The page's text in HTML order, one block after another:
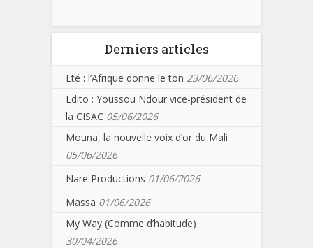
Derniers articles
Eté : l’Afrique donne le ton 23/06/2026
Edito : Youssou Ndour vice-président de
la CISAC 05/06/2026
Mouna, la nouvelle voix d’or du Mali
05/06/2026
Nare Productions 01/06/2026
Massa 01/06/2026
My Way (Comme d’habitude)
30/04/2026